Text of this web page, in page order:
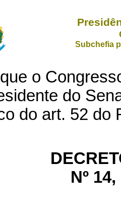
Subchefia
o
do
do art. 52 do
Nº